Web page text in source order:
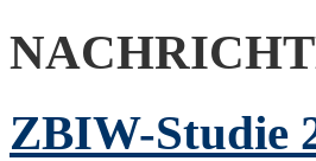
ZBIW-Studie